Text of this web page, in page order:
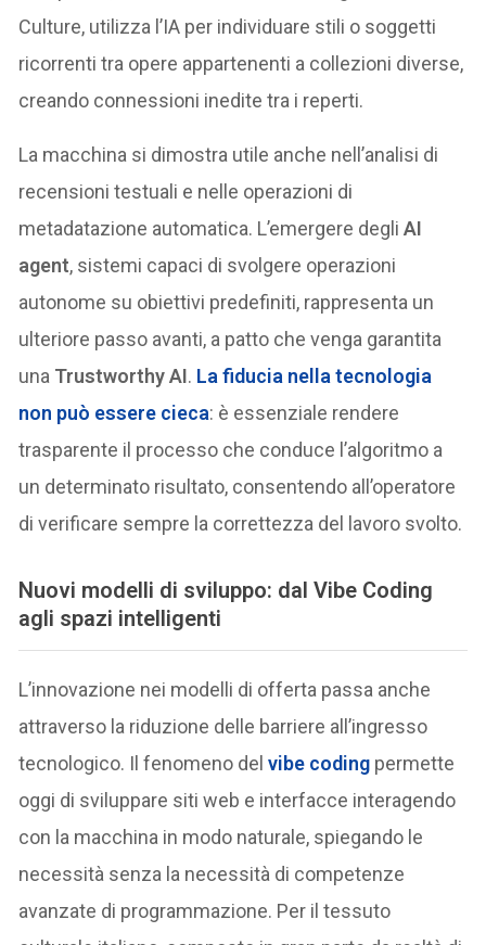
Culture, utilizza l’IA per individuare stili o soggetti
ricorrenti tra opere appartenenti a collezioni diverse,
creando connessioni inedite tra i reperti.
La macchina si dimostra utile anche nell’analisi di
recensioni testuali e nelle operazioni di
metadatazione automatica. L’emergere degliAI
agent, sistemi capaci di svolgere operazioni
autonome su obiettivi predefiniti, rappresenta un
ulteriore passo avanti, a patto che venga garantita
una Trustworthy AI. La fiducia nella tecnologia
non può essere cieca: è essenziale rendere
trasparente il processo che conduce l’algoritmo a
un determinato risultato, consentendo all’operatore
di verificare sempre la correttezza del lavoro svolto.
Nuovi modelli di sviluppo: dal Vibe Coding
agli spazi intelligenti
L’innovazione nei modelli di offerta passa anche
attraverso la riduzione delle barriere all’ingresso
tecnologico. Il fenomeno delvibe coding permette
oggi di sviluppare siti web e interfacce interagendo
con la macchina in modo naturale, spiegando le
necessità senza la necessità di competenze
avanzate di programmazione. Per il tessuto